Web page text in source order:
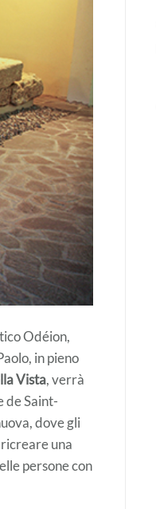
Odéion,
in pieno
Vista, verrà
de Saint-
dove gli
una
persone con